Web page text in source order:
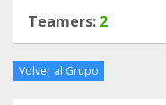
Teamers: 2
Volver al Grupo